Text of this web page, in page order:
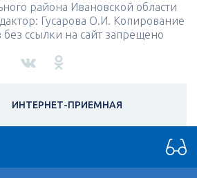
района Ивановской области
Гусарова О.И. Копирование
без ссылки на сайт запрещено
ИНТЕРНЕТ-ПРИЕМНАЯ